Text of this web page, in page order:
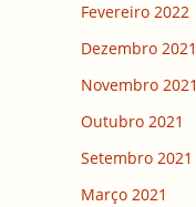
Fevereiro 2022
Dezembro 2021
Novembro 2021
Outubro 2021
Setembro 2021
Março 2021